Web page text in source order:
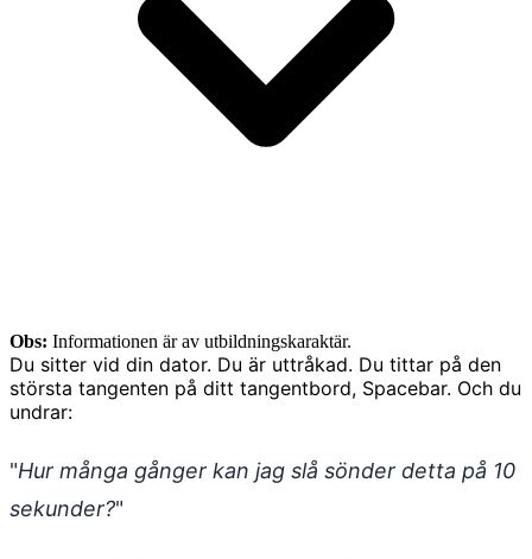
Obs: Informationen är av utbildningskaraktär.
Du sitter vid din dator. Du är uttråkad. Du tittar på den
största tangenten på ditt tangentbord, Spacebar. Och du
undrar:
"Hur många gånger kan jag slå sönder detta på 10
sekunder?"